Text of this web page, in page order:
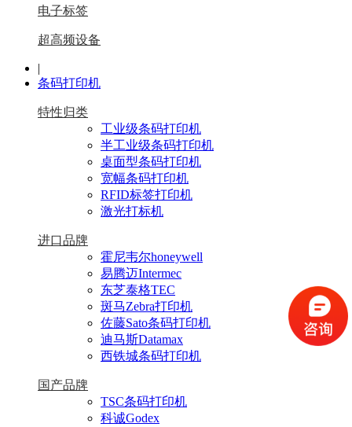
电子标签
超高频设备
|
条码打印机
特性归类
工业级条码打印机
半工业级条码打印机
桌面型条码打印机
宽幅条码打印机
RFID标签打印机
激光打标机
进口品牌
霍尼韦尔honeywell
易腾迈Intermec
东芝泰格TEC
斑马Zebra打印机
佐藤Sato条码打印机
迪马斯Datamax
西铁城条码打印机
国产品牌
TSC条码打印机
科诚Godex